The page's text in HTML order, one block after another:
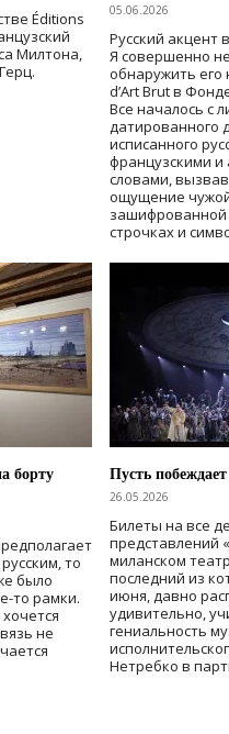
Éditions
Милтона,
05.06.2026
Русский акцент
Я совершенно
обнаружить его
d’Art Brut в
Все началось с
датированного
исписанного
французскими и
словами,
ощущение
зашифрованной
строчках и
борту
то
было
то рамки.
не
Пусть
26.05.2026
Билеты на все
представлений
миланском
последний из
июня, давно
удивительно,
гениальность
Нетребко в